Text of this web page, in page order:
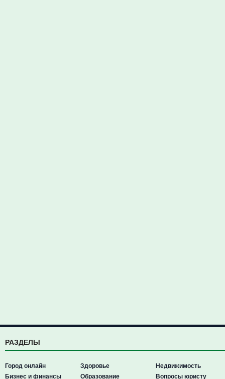
РАЗДЕЛЫ
Город онлайн
Бизнес и финансы
Здоровье
Образование
Недвижимость
Вопросы юристу